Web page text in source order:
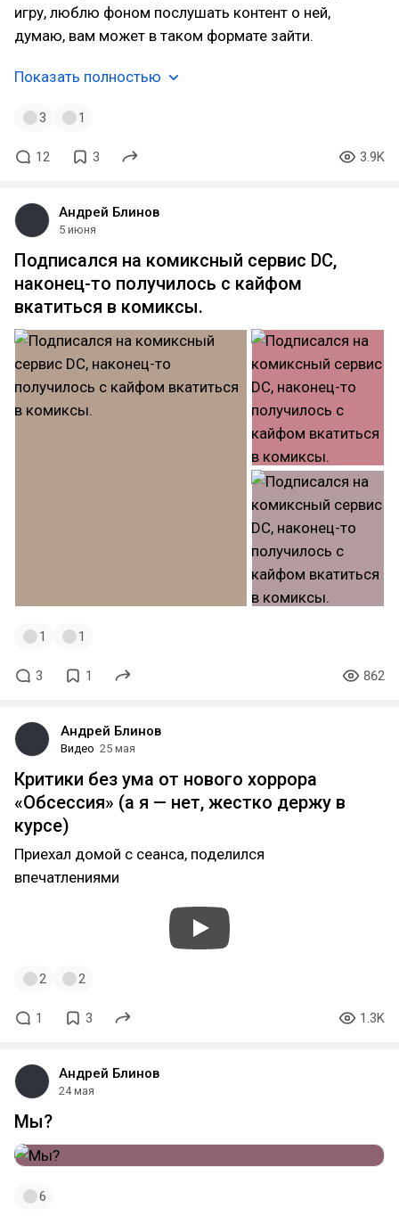
игру, люблю фоном послушать контент о ней,
думаю, вам может в таком формате зайти.
Показать полностью
3 1
12 3 3.9K
Андрей Блинов
5 июня
Подписался на комиксный сервис DC,
наконец-то получилось с кайфом
вкатиться в комиксы.
1 1
3 1 862
Андрей Блинов
Видео 25 мая
Критики без ума от нового хоррора
«Обсессия» (а я — нет, жестко держу в
курсе)
Приехал домой с сеанса, поделился
впечатлениями
2 2
1 3 1.3K
Андрей Блинов
24 мая
Мы?
6